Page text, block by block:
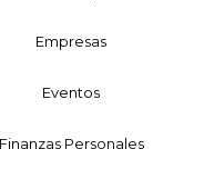
Empresas
Eventos
Finanzas Personales